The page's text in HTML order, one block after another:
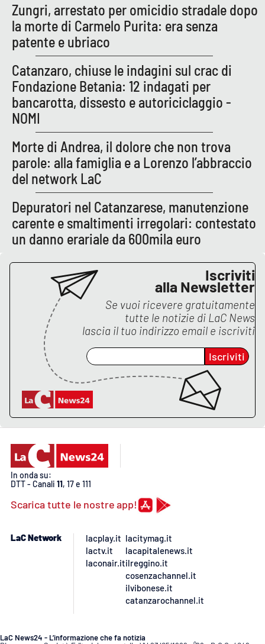
STREAMING
LaC TV
LaC Network
LaC OnAir
EDIZIONI
LOCALI
Catanzaro
Crotone
Vibo Valentia
Reggio Calabria
Cosenza
Lamezia Terme
PROGETTI
Buona Sanità Calabria
LA
CALABRIAVISIONE
Destinazioni
Food
Zungri, arrestato per omicidio stradale dopo
la morte di Carmelo Purita: era senza
patente e ubriaco
Catanzaro, chiuse le indagini sul crac di
Fondazione Betania: 12 indagati per
bancarotta, dissesto e autoriciclaggio -
NOMI
Morte di Andrea, il dolore che non trova
parole: alla famiglia e a Lorenzo l’abbraccio
del network LaC
Depuratori nel Catanzarese, manutenzione
carente e smaltimenti irregolari: contestato
un danno erariale da 600mila euro
Iscriviti
alla Newsletter
Se vuoi ricevere gratuitamente
tutte le notizie di LaC News
lascia il tuo indirizzo email e iscriviti
Iscriviti
In onda su:
DTT - Canali 11, 17 e 111
Scarica tutte le nostre app!
LaC Network
lacplay.it
lactv.it
laconair.it
lacitymag.it
lacapitalenews.it
ilreggino.it
cosenzachannel.it
ilvibonese.it
catanzarochannel.it
LaC News24 - L’informazione che fa notizia